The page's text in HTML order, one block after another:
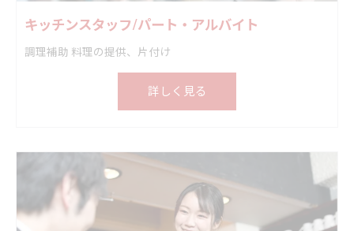
キッチンスタッフ/パート・アルバイト
調理補助 料理の提供、片付け
詳しく見る